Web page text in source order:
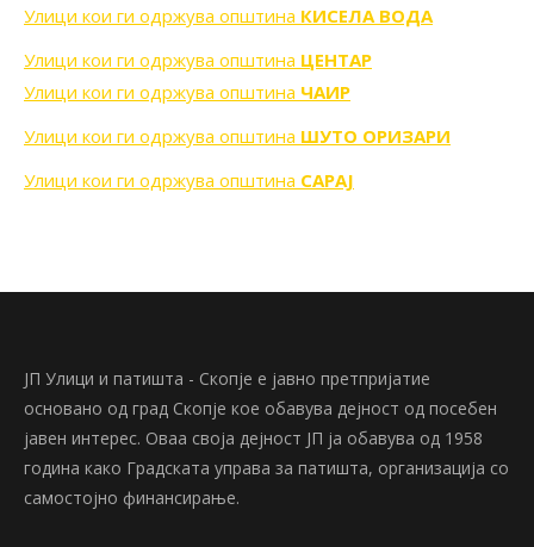
Улици кои ги одржува општина КИСЕЛА ВОДА
Улици кои ги одржува општина ЦЕНТАР
Улици кои ги одржува општина ЧАИР
Улици кои ги одржува општина ШУТО ОРИЗАРИ
Улици кои ги одржува општина САРАЈ
ЈП Улици и патишта - Скопје е јавно претпријатие
основано од град Скопје кое обавува дејност од посебен
јавен интерес. Оваа своја дејност ЈП ја обавува од 1958
година како Градската управа за патишта, организација со
самостојно финансирање.